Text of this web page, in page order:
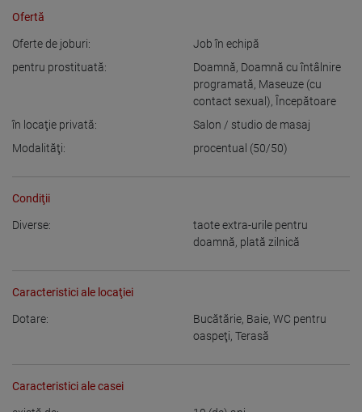
Ofertă
Oferte de joburi:
Job în echipă
pentru prostituată:
Doamnă, Doamnă cu întâlnire
programată, Maseuze (cu
contact sexual), Începătoare
în locaţie privată:
Salon / studio de masaj
Modalităţi:
procentual (50/50)
Condiţii
Diverse:
taote extra-urile pentru
doamnă, plată zilnică
Caracteristici ale locaţiei
Dotare: Bucătărie, Baie, WC pentru
oaspeţi, Terasă
Caracteristici ale casei